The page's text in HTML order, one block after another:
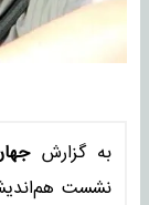
به گزارش
نشست